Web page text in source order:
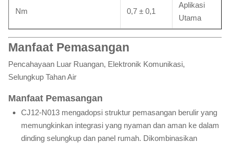
Nm 0,7 ± 0,1
Aplikasi
Utama
Manfaat Pemasangan
Pencahayaan Luar Ruangan, Elektronik Komunikasi,
Selungkup Tahan Air
Manfaat Pemasangan
CJ12-N013 mengadopsi struktur pemasangan berulir yang
memungkinkan integrasi yang nyaman dan aman ke dalam
dinding selungkup dan panel rumah. Dikombinasikan